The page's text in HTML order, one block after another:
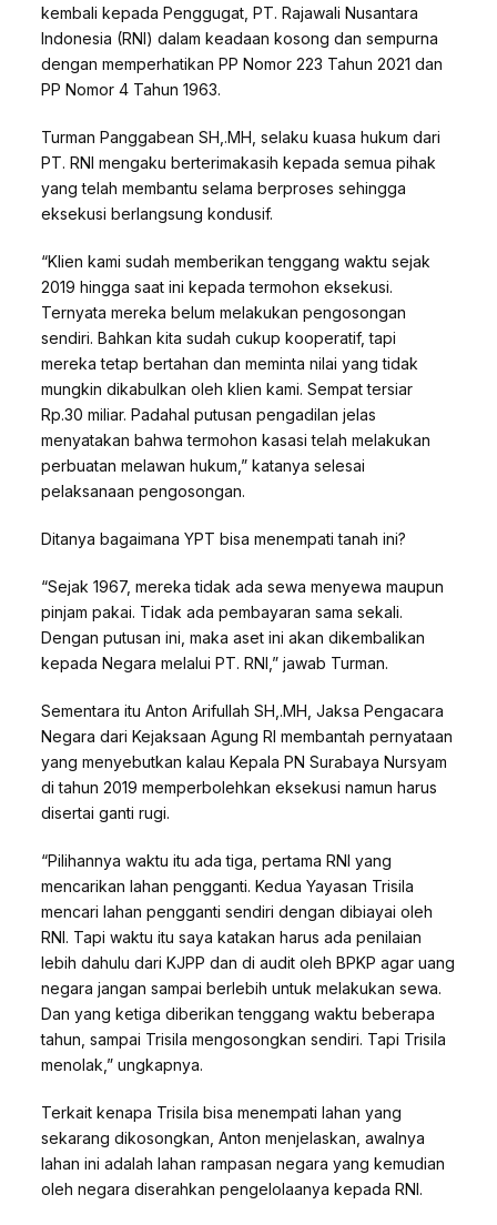
kembali kepada Penggugat, PT. Rajawali Nusantara
Indonesia (RNI) dalam keadaan kosong dan sempurna
dengan memperhatikan PP Nomor 223 Tahun 2021 dan
PP Nomor 4 Tahun 1963.
Turman Panggabean SH,.MH, selaku kuasa hukum dari
PT. RNI mengaku berterimakasih kepada semua pihak
yang telah membantu selama berproses sehingga
eksekusi berlangsung kondusif.
“Klien kami sudah memberikan tenggang waktu sejak
2019 hingga saat ini kepada termohon eksekusi.
Ternyata mereka belum melakukan pengosongan
sendiri. Bahkan kita sudah cukup kooperatif, tapi
mereka tetap bertahan dan meminta nilai yang tidak
mungkin dikabulkan oleh klien kami. Sempat tersiar
Rp.30 miliar. Padahal putusan pengadilan jelas
menyatakan bahwa termohon kasasi telah melakukan
perbuatan melawan hukum,” katanya selesai
pelaksanaan pengosongan.
Ditanya bagaimana YPT bisa menempati tanah ini?
“Sejak 1967, mereka tidak ada sewa menyewa maupun
pinjam pakai. Tidak ada pembayaran sama sekali.
Dengan putusan ini, maka aset ini akan dikembalikan
kepada Negara melalui PT. RNI,” jawab Turman.
Sementara itu Anton Arifullah SH,.MH, Jaksa Pengacara
Negara dari Kejaksaan Agung RI membantah pernyataan
yang menyebutkan kalau Kepala PN Surabaya Nursyam
di tahun 2019 memperbolehkan eksekusi namun harus
disertai ganti rugi.
“Pilihannya waktu itu ada tiga, pertama RNI yang
mencarikan lahan pengganti. Kedua Yayasan Trisila
mencari lahan pengganti sendiri dengan dibiayai oleh
RNI. Tapi waktu itu saya katakan harus ada penilaian
lebih dahulu dari KJPP dan di audit oleh BPKP agar uang
negara jangan sampai berlebih untuk melakukan sewa.
Dan yang ketiga diberikan tenggang waktu beberapa
tahun, sampai Trisila mengosongkan sendiri. Tapi Trisila
menolak,” ungkapnya.
Terkait kenapa Trisila bisa menempati lahan yang
sekarang dikosongkan, Anton menjelaskan, awalnya
lahan ini adalah lahan rampasan negara yang kemudian
oleh negara diserahkan pengelolaanya kepada RNI.